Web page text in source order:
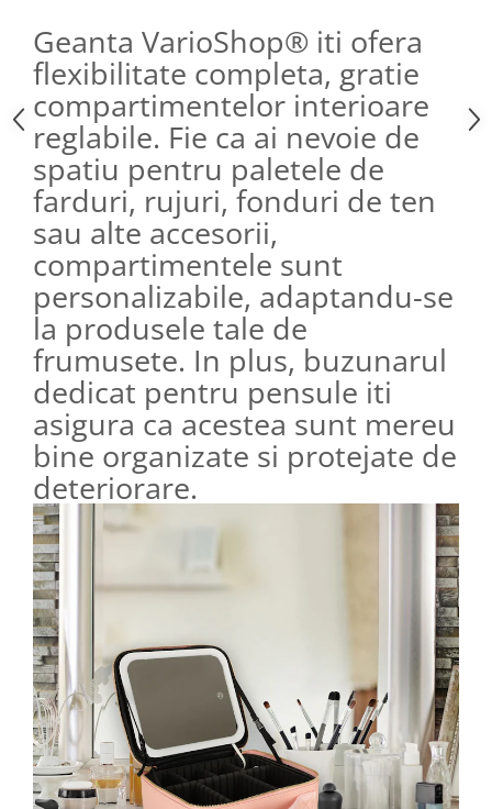
Geanta VarioShop® iti ofera
flexibilitate completa, gratie
compartimentelor interioare
reglabile. Fie ca ai nevoie de
spatiu pentru paletele de
farduri, rujuri, fonduri de ten
sau alte accesorii,
compartimentele sunt
personalizabile, adaptandu-se
la produsele tale de
frumusete. In plus, buzunarul
dedicat pentru pensule iti
asigura ca acestea sunt mereu
bine organizate si protejate de
deteriorare.